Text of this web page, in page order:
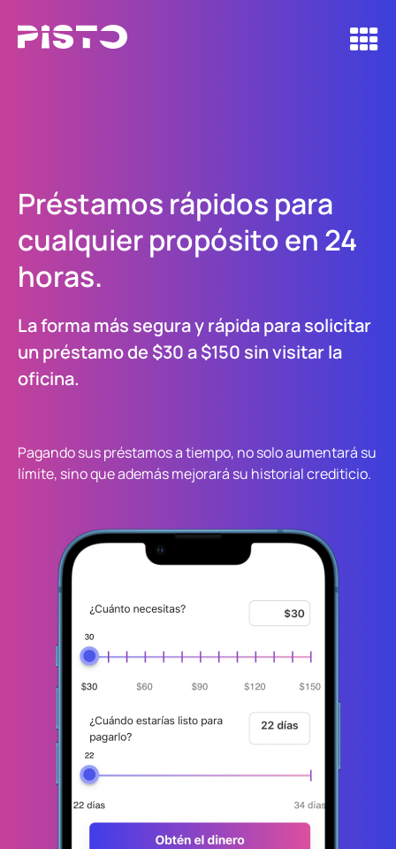
Préstamos rápidos para
cualquier propósito en 24
horas.
La forma más segura y rápida para solicitar
un préstamo de $30 a $150 sin visitar la
oficina.
Pagando sus préstamos a tiempo, no solo aumentará su
límite, sino que además mejorará su historial crediticio.